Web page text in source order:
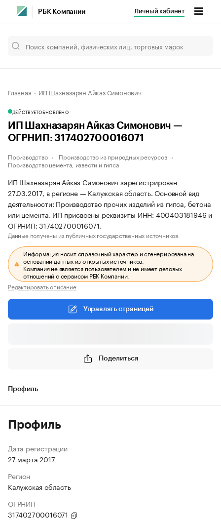
РБК Компании Личный кабинет
Главная ИП Шахназарян Айказ Симонович
ДЕЙСТВУЕТОБНОВЛЕНО
ИП Шахназарян Айказ Симонович —
ОГРНИП: 317402700016071
Производство
Производство из природных ресурсов
Производство цемента, извести и гипса
ИП Шахназарян Айказ Симонович зарегистрирован
27.03.2017, в регионе — Калужская область. Основной вид
деятельности: Производство прочих изделий из гипса, бетона
или цемента. ИП присвоены реквизиты ИНН: 400403181946 и
ОГРНИП: 317402700016071.
Данные получены из публичных государственных источников.
Информация носит справочный характер и сгенерирована на
основании данных из открытых источников.
Компания не является пользователем и не имеет деловых
отношений с сервисом РБК Компании.
Редактировать описание
Управлять страницей
Поделиться
Профиль
Профиль
Дата регистрации
27 марта 2017
Регион
Калужская область
ОГРНИП
317402700016071